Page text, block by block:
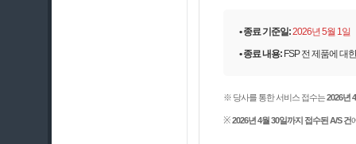
• 종료 기준일:2026년 5월 1일
• 종료 내용: FSP 전 제품에 대
※ 당사를 통한 서비스 접수는2026년
※2026년 4월 30일까지 접수된 A/S 건